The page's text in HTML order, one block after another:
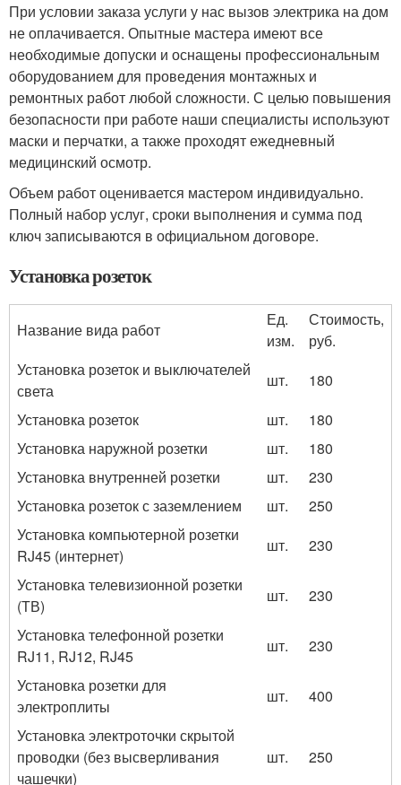
При условии заказа услуги у нас вызов электрика на дом
не оплачивается. Опытные мастера имеют все
необходимые допуски и оснащены профессиональным
оборудованием для проведения монтажных и
ремонтных работ любой сложности. С целью повышения
безопасности при работе наши специалисты используют
маски и перчатки, а также проходят ежедневный
медицинский осмотр.
Объем работ оценивается мастером индивидуально.
Полный набор услуг, сроки выполнения и сумма под
ключ записываются в официальном договоре.
Установка розеток
Название вида работ
Ед.
изм.
Стоимость,
руб.
Установка розеток и выключателей
света
шт.
180
Установка розеток
шт.
180
Установка наружной розетки
шт.
180
Установка внутренней розетки
шт.
230
Установка розеток с заземлением
шт.
250
Установка компьютерной розетки
RJ45 (интернет)
шт.
230
Установка телевизионной розетки
(ТВ)
шт.
230
Установка телефонной розетки
RJ11, RJ12, RJ45
шт.
230
Установка розетки для
электроплиты
шт.
400
Установка электроточки скрытой
проводки (без высверливания
чашечки)
шт. 250